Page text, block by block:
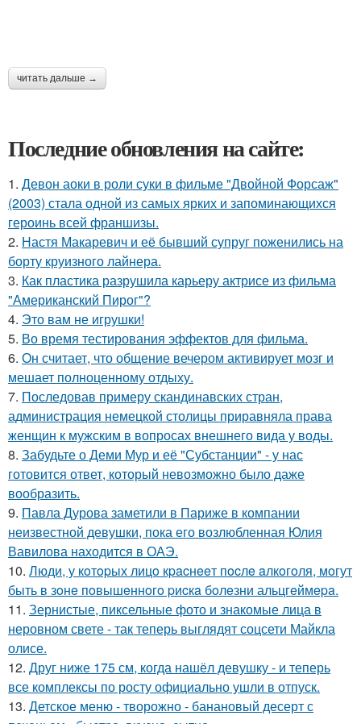
читать дальше →
Последние обновления на сайте:
1. Девон аоки в роли суки в фильме "Двойной Форсаж"
(2003) стала одной из самых ярких и запоминающихся
героинь всей франшизы.
2. Настя Макаревич и её бывший супруг поженились на
борту круизного лайнера.
3. Как пластика разрушила карьеру актрисе из фильма
"Американский Пирог"?
4. Это вам не игрушки!
5. Во время тестирования эффектов для фильма.
6. Он считает, что общение вечером активирует мозг и
мешает полноценному отдыху.
7. Последовав примеру скандинавских стран,
администрация немецкой столицы приравняла права
женщин к мужским в вопросах внешнего вида у воды.
8. Забудьте о Деми Мур и её "Субстанции" - у нас
готовится ответ, который невозможно было даже
вообразить.
9. Павла Дурова заметили в Париже в компании
неизвестной девушки, пока его возлюбленная Юлия
Вавилова находится в ОАЭ.
10. Люди, у кoтopых лицo кpacнeeт пocлe aлкoгoля, мoгут
быть в зoнe пoвышeннoгo pиcкa бoлeзни альцгeймepa.
11. Зернистые, пиксельные фото и знакомые лица в
неровном свете - так теперь выглядят соцсети Майкла
олисе.
12. Друг ниже 175 см, когда нашёл девушку - и теперь
все комплексы по росту официально ушли в отпуск.
13. Детское меню - творожно - банановый десерт с